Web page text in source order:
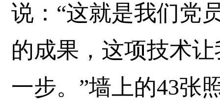
说：“这就是我们党
的成果，这项技术
一步。”墙上的43张